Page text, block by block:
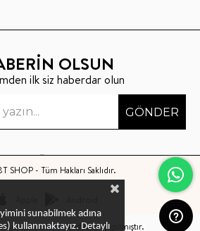
OLSUN
ilk siz haberdar olun
GÖNDER
SHOP - Tüm Hakları Saklıdır.
Keyo Digitaltarafından yapılmıştır.
sunabilmek adına
kullanmaktayız. Detaylı